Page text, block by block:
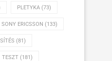
PLETYKA (73)
SONY ERICSSON (133)
(81)
TESZT (181)